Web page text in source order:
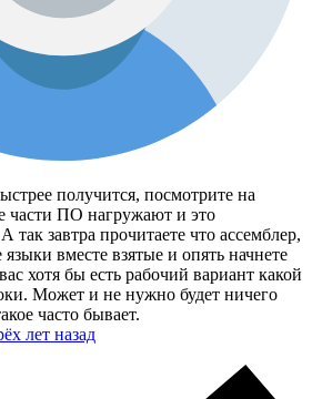
получится, посмотрите на
части ПО нагружают и это
так завтра прочитаете что ассемблер,
вместе взятые и опять начнете
хотя бы есть рабочий вариант какой
Может и не нужно будет ничего
часто бывает.
лет назад